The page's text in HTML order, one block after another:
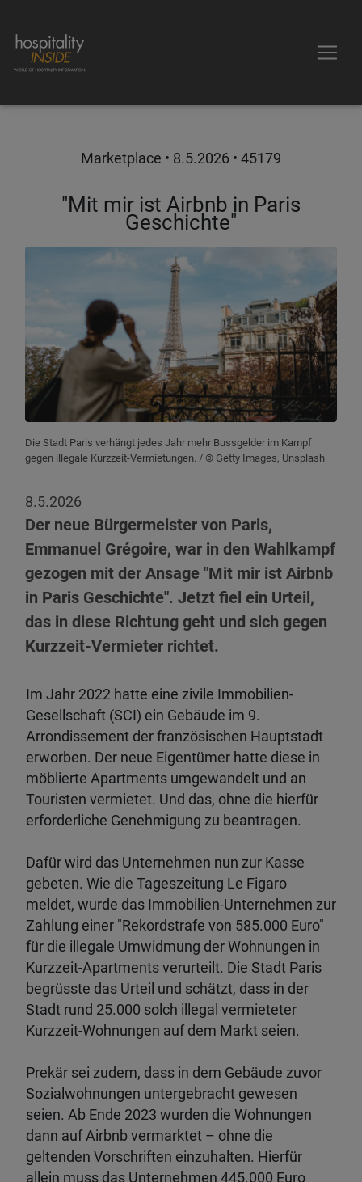
Marketplace • 8.5.2026 • 45179
"Mit mir ist Airbnb in Paris
Geschichte"
Die Stadt Paris verhängt jedes Jahr mehr Bussgelder im Kampf
gegen illegale Kurzzeit-Vermietungen. / © Getty Images, Unsplash
8.5.2026
Der neue Bürgermeister von Paris,
Emmanuel Grégoire, war in den Wahlkampf
gezogen mit der Ansage "Mit mir ist Airbnb
in Paris Geschichte". Jetzt fiel ein Urteil,
das in diese Richtung geht und sich gegen
Kurzzeit-Vermieter richtet.
Im Jahr 2022 hatte eine zivile Immobilien-
Gesellschaft (SCI) ein Gebäude im 9.
Arrondissement der französischen Hauptstadt
erworben. Der neue Eigentümer hatte diese in
möblierte Apartments umgewandelt und an
Touristen vermietet. Und das, ohne die hierfür
erforderliche Genehmigung zu beantragen.
Dafür wird das Unternehmen nun zur Kasse
gebeten. Wie die Tageszeitung Le Figaro
meldet, wurde das Immobilien-Unternehmen zur
Zahlung einer "Rekordstrafe von 585.000 Euro"
für die illegale Umwidmung der Wohnungen in
Kurzzeit-Apartments verurteilt. Die Stadt Paris
begrüsste das Urteil und schätzt, dass in der
Stadt rund 25.000 solch illegal vermieteter
Kurzzeit-Wohnungen auf dem Markt seien.
Prekär sei zudem, dass in dem Gebäude zuvor
Sozialwohnungen untergebracht gewesen
seien. Ab Ende 2023 wurden die Wohnungen
dann auf Airbnb vermarktet – ohne die
geltenden Vorschriften einzuhalten. Hierfür
allein muss das Unternehmen 445.000 Euro